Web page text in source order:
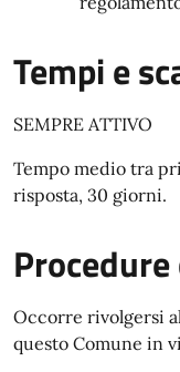
Tempi e
SEMPRE ATTIVO
Tempo medio tra
risposta, 30 giorni.
Occorre rivolgersi
questo Comune in